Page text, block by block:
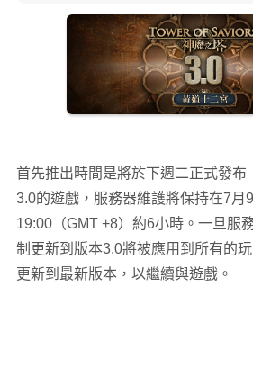
首先推出時間是將於下週二正式發布
3.0的遊戲，服務器維護將保持在7月
19:00（GMT +8）約6小時。一旦服
制更新到版本3.0將被應用到所有的
更新到最新版本，以繼續與遊戲。